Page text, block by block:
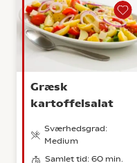
Græsk
kartoffelsalat
Sværhedsgrad:
Medium
Samlet tid: 60 min.